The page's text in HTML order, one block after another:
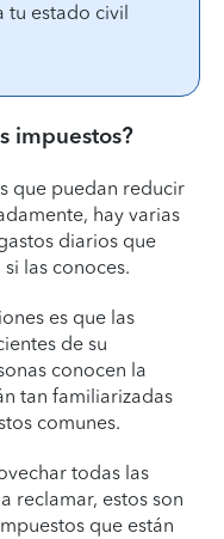
estado civil
impuestos?
que puedan reducir
hay varias
diarios que
las conoces.
es que las
de su
conocen la
tan familiarizadas
comunes.
todas las
reclamar, estos son
que están